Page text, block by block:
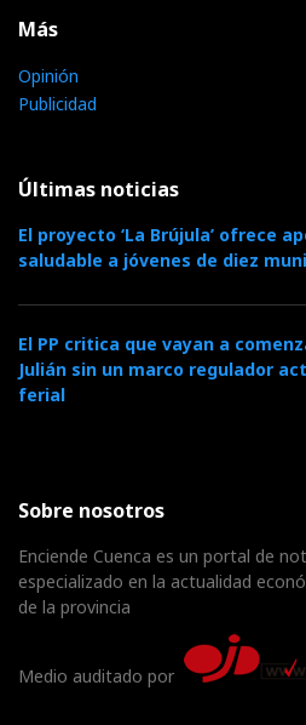
Más
Opinión
Publicidad
Últimas noticias
El proyecto ‘La Brújula’ ofrece
saludable a jóvenes de diez
El PP critica que vayan a
Julián sin un marco regulador
ferial
Sobre nosotros
Enciende Cuenca es un portal de
especializado en la actualidad
de la provincia
Medio auditado por